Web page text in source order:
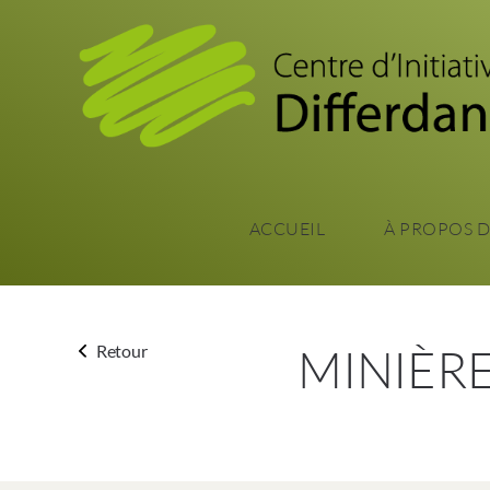
ACCUEIL À PROPOS
Retour